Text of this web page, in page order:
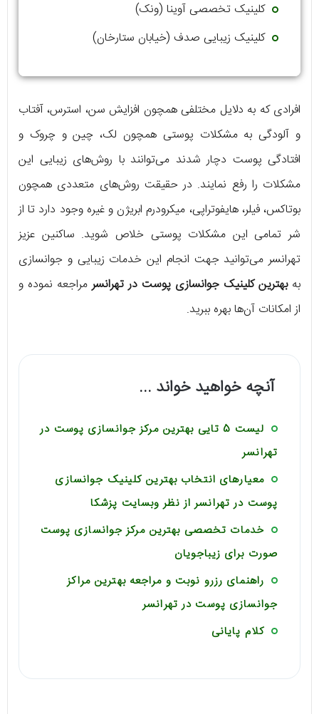
کلینیک تخصصی آوینا (ونک)
کلینیک زیبایی صدف (خیابان ستارخان)
افرادی که به دلایل مختلفی همچون افزایش سن، استرس، آفتاب
و آلودگی به مشکلات پوستی همچون لک، چین و چروک و
افتادگی پوست دچار شدند می‌توانند با روش‌های زیبایی این
مشکلات را رفع نمایند. در حقیقت روش‌های متعددی همچون
بوتاکس، فیلر، هایفوتراپی، میکرودرم ابریژن و غیره وجود دارد تا از
شر تمامی این مشکلات پوستی خلاص شوید. ساکنین عزیز
تهرانسر می‌توانید جهت انجام این خدمات زیبایی و جوانسازی
بهبهترین کلینیک جوانسازی پوست در تهرانسرمراجعه نموده و
از امکانات آن‌ها بهره ببرید.
آنچه خواهید خواند ...
لیست 5 تایی بهترین مرکز جوانسازی پوست در
تهرانسر
معیارهای انتخاب بهترین کلینیک جوانسازی
پوست در تهرانسر از نظر وبسایت پزشکا
خدمات تخصصی بهترین مرکز جوانسازی پوست
صورت برای زیباجویان
راهنمای رزرو نوبت و مراجعه بهترین مراکز
جوانسازی پوست در تهرانسر
کلام پایانی